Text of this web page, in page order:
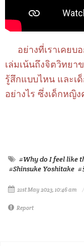
อย่างที่เราเคยบ
เล่มเน้นถึงจิตวิทยา
รู้สึกแบบไหน และเ
อย่างไร ซึ่งเด็กหญิ
#Why do I feel like
#Shinsuke Yoshitake #
21st May 2023, 10:46 am
Report